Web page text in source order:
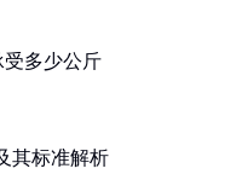
多少公斤
其标准解析